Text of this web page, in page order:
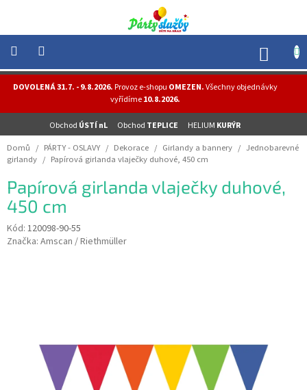
obsah
DOVOLENÁ 31.7. - 9.8.2026.Provoz e-shopu OMEZEN.Všechny objednávky
vyřídíme10.8.2026.
Obchod ÚSTÍ nL Obchod TEPLICE HELIUM KURÝR
NOVINKY
HELIUM
-
OSLAVY
MASKY
-
KOSTÝMY
Domů / PÁRTY - OSLAVY / Dekorace / Girlandy a bannery / Jednobarevné
girlandy / Papírová girlanda vlaječky duhové, 450 cm
Papírová girlanda vlaječky duhové,
450 cm
Kód: 120098-90-55
Značka: Amscan / Riethmüller